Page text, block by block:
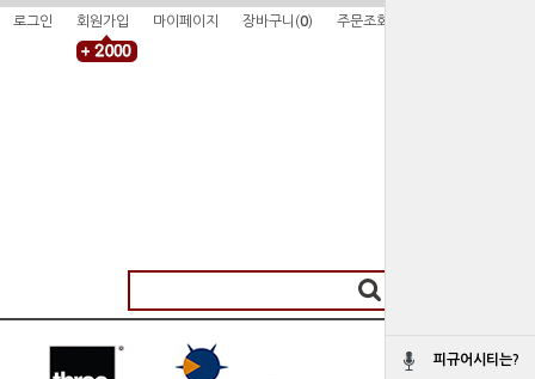
피규어시티는?
로그인 회원가입 마이페이지 장바구니(0) 주문조회